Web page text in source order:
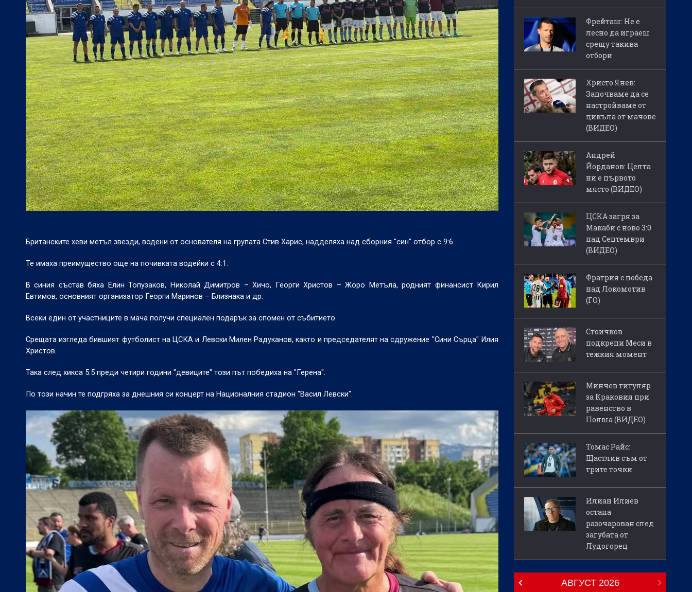
Британските хеви метъл звезди, водени от основателя на групата Стив Харис, надделяха над сборния "син" отбор с 9:6.
Те имаха преимущество още на почивката водейки с 4:1.
В синия състав бяха Елин Топузаков, Николай Димитров – Хичо, Георги Христов – Жоро Метъла, родният финансист Кирил
Евтимов, основният организатор Георги Маринов – Близнака и др.
Всеки един от участниците в мача получи специален подарък за спомен от събитието.
Срещата изгледа бившият футболист на ЦСКА и Левски Милен Радуканов, както и председателят на сдружение "Сини Сърца" Илия
Христов.
Така след хикса 5:5 преди четири години "девиците" този път победиха на "Герена".
По този начин те подгряха за днешния си концерт на Националния стадион "Васил Левски".
Фрейташ: Не е
лесно да играеш
срещу такива
отбори
Христо Янев:
Започваме да се
настройваме от
цикъла от мачове
(ВИДЕО)
Андрей
Йорданов: Целта
ни е първото
място (ВИДЕО)
ЦСКА загря за
Макаби с ново 3:0
над Септември
(ВИДЕО)
Фратрия с победа
над Локомотив
(ГО)
Стоичков
подкрепи Меси в
тежкия момент
Минчев титуляр
за Краковия при
равенство в
Полша (ВИДЕО)
Томас Райс:
Щастлив съм от
трите точки
Илиан Илиев
остана
разочарован след
загубата от
Лудогорец
АВГУСТ 2026